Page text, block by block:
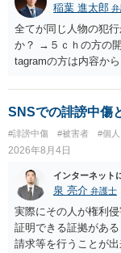
稲葉 進太郎
全てが同じ人物の犯
か？ →５ｃｈの方の
tagramの方は内容か
いでしょう。７月中
ても失敗する可能性
合、相手に全ての弁
訴訟外の交渉で相手
訴訟で判決となった
められない場合があ
SNSでの誹謗中傷
#誹謗中傷 #被害者 #個
2026年8月4日
インターネット
泉 亮介 弁護士
実際にその人が権利
証明できる証拠があ
請求等を行うことが